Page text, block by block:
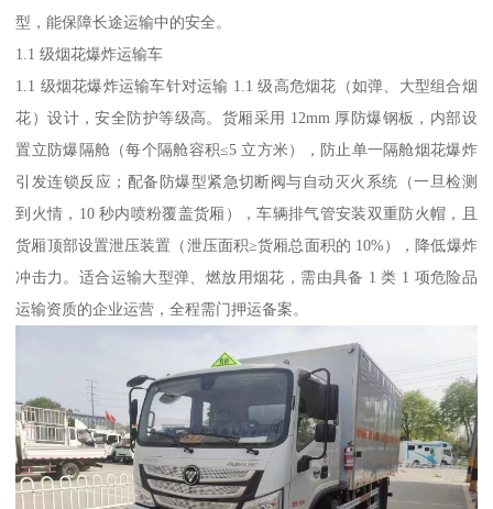
型，能保障长途运输中的安全。​
1.1 级烟花爆炸运输车​
1.1 级烟花爆炸运输车针对运输 1.1 级高危烟花（如弹、大型组合烟
花）设计，安全防护等级高。货厢采用 12mm 厚防爆钢板，内部设
置立防爆隔舱（每个隔舱容积≤5 立方米），防止单一隔舱烟花爆炸
引发连锁反应；配备防爆型紧急切断阀与自动灭火系统（一旦检测
到火情，10 秒内喷粉覆盖货厢），车辆排气管安装双重防火帽，且
货厢顶部设置泄压装置（泄压面积≥货厢总面积的 10%），降低爆炸
冲击力。适合运输大型弹、燃放用烟花，需由具备 1 类 1 项危险品
运输资质的企业运营，全程需门押运备案。​